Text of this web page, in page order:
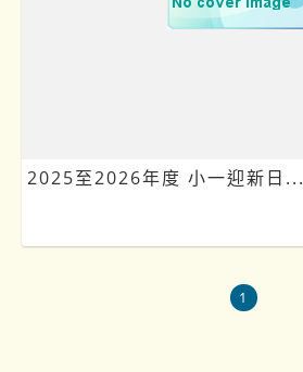
2025至2026年度 小一迎新日...
1